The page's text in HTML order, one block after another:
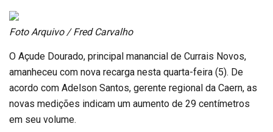
Foto Arquivo / Fred Carvalho
O Açude Dourado, principal manancial de Currais Novos,
amanheceu com nova recarga nesta quarta-feira (5). De
acordo com Adelson Santos, gerente regional da Caern, as
novas medições indicam um aumento de 29 centímetros
em seu volume.